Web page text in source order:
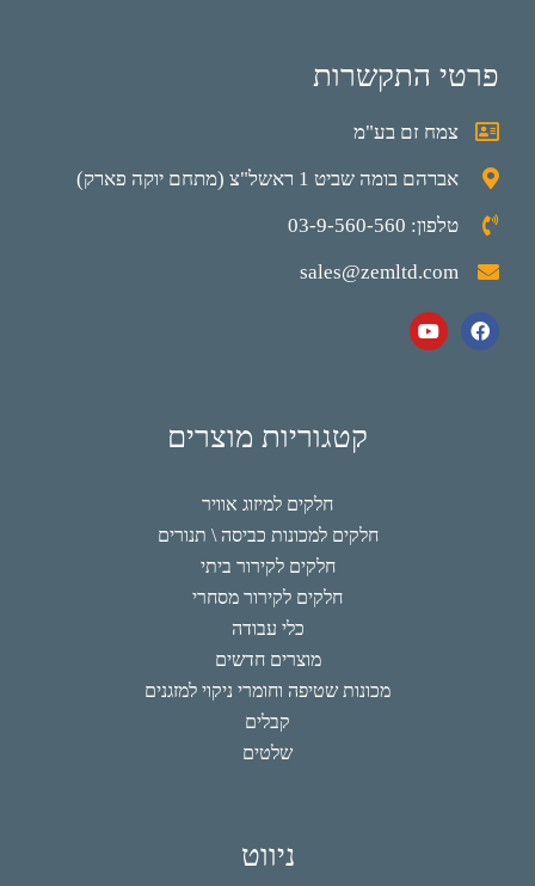
פרטי התקשרות
צמח זם בע"מ
אברהם בומה שביט 1 ראשל"צ (מתחם יוקה פארק)
טלפון: 03-9-560-560
sales@zemltd.com
קטגוריות מוצרים
חלקים למיזוג אוויר
חלקים למכונות כביסה \ תנורים
חלקים לקירור ביתי
חלקים לקירור מסחרי
כלי עבודה
מוצרים חדשים
מכונות שטיפה וחומרי ניקוי למזגנים
קבלים
שלטים
ניווט